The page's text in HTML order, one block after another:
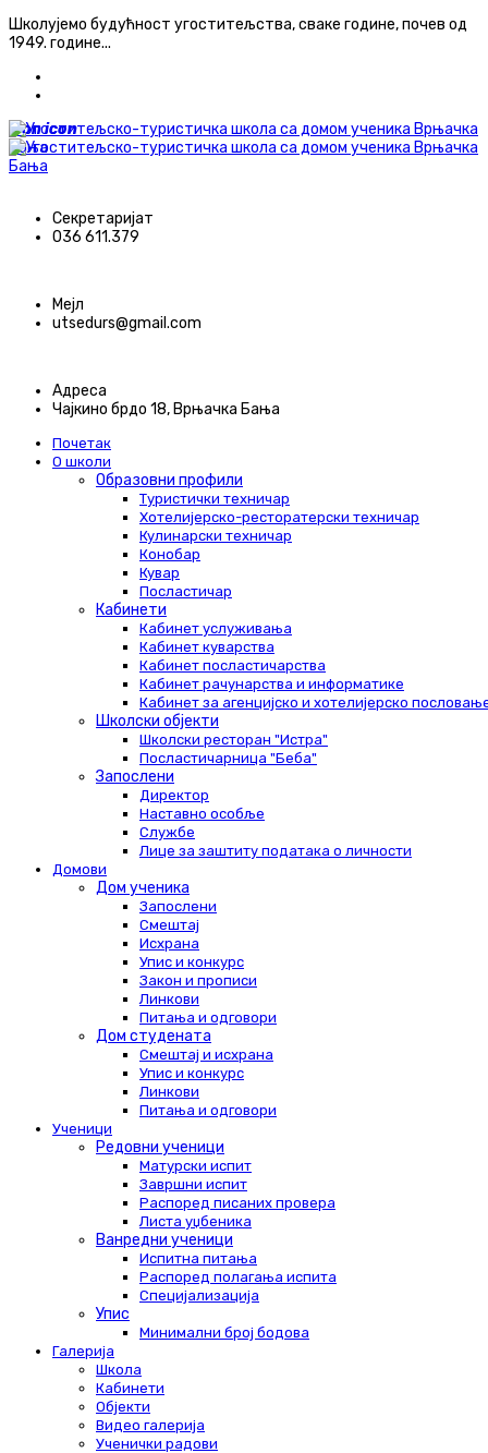
Школујемо будућност угоститељства, сваке године, почев од
1949. године...
iconicon
Секретаријат
036 611.379
Мејл
utsedurs@gmail.com
Адреса
Чајкино брдо 18, Врњачка Бања
Почетак
О школи
Образовни профили
Туристички техничар
Хотелијерско-ресторатерски техничар
Кулинарски техничар
Конобар
Кувар
Посластичар
Кабинети
Кабинет услуживања
Кабинет куварства
Кабинет посластичарства
Кабинет рачунарства и информатике
Кабинет за агенцијско и хотелијерско
Школски објекти
Школски ресторан "Истра"
Посластичарница "Беба"
Запослени
Директор
Наставно особље
Службе
Лице за заштиту података о личности
Домови
Дом ученика
Запослени
Смештај
Исхрана
Упис и конкурс
Закон и прописи
Линкови
Питања и одговори
Дом студената
Смештај и исхрана
Упис и конкурс
Линкови
Питања и одговори
Ученици
Редовни ученици
Матурски испит
Завршни испит
Распоред писаних провера
Листа уџбеника
Ванредни ученици
Испитна питања
Распоред полагања испита
Специјализација
Упис
Минимални број бодова
Галерија
Школа
Кабинети
Објекти
Видео галерија
Ученички радови